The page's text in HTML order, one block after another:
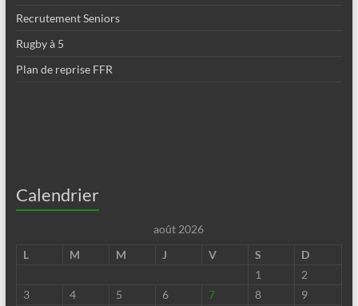
Recrutement Seniors
Rugby à 5
Plan de reprise FFR
Calendrier
août 2026
L
M M J V S
D
1
2
3
4 5 6 7 8
9